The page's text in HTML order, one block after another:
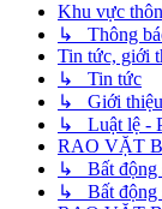
Khu vực
↳ Thông
Tin tức, giới
↳ Tin tức
↳ Giới
↳ Luật lệ -
RAO VẶT
↳ Bất động
↳ Bất động